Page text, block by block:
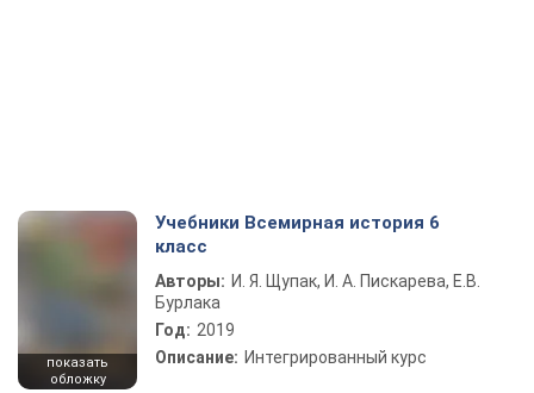
показать
обложку
Учебники Всемирная история 6
класс
Авторы: И. Я. Щупак, И. А. Пискарева, Е.В.
Бурлака
Год: 2019
Описание: Интегрированный курс